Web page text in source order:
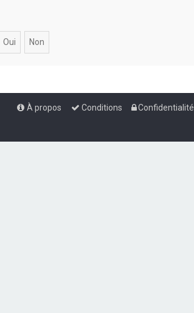
Confidentialité
Conditions
À propos